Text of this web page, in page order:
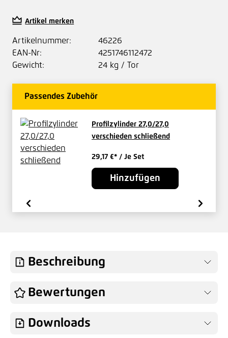
Artikel merken
Artikelnummer:
46226
EAN-Nr:
4251746112472
Gewicht:
24 kg / Tor
Passendes Zubehör
Profilzylinder 27,0/27,0
verschieden schließend
29,17 €* / Je Set
Hinzufügen
Beschreibung
Bewertungen
Downloads